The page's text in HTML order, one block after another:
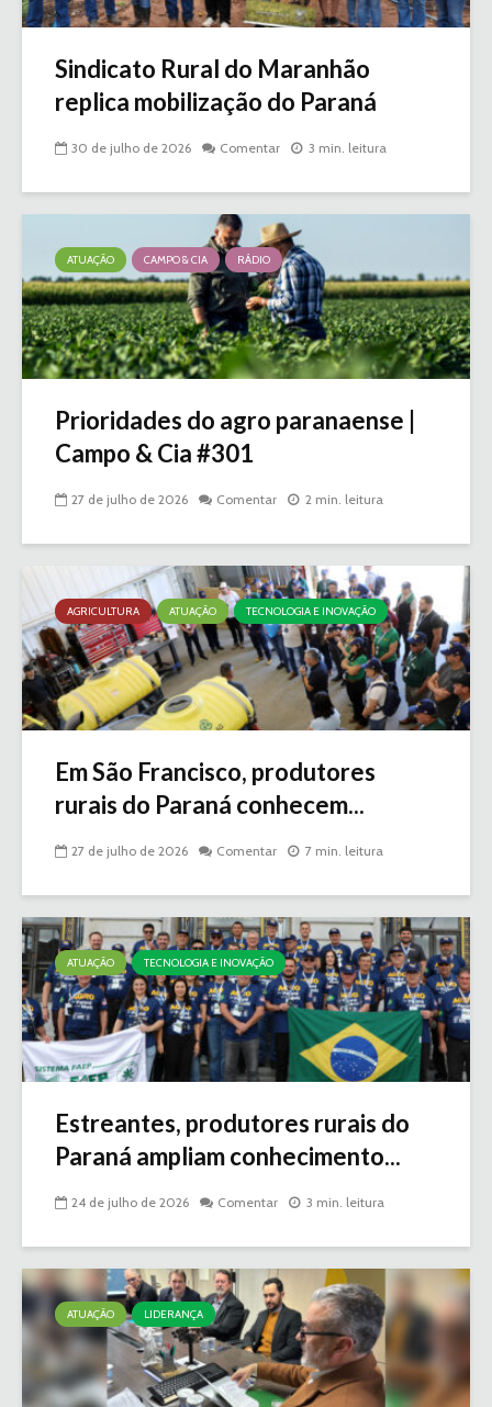
Sindicato Rural do Maranhão
replica mobilização do Paraná
30 de julho de 2026 Comentar 3 min. leitura
ATUAÇÃO CAMPO & CIA RÁDIO
Prioridades do agro paranaense |
Campo & Cia #301
27 de julho de 2026 Comentar 2 min. leitura
AGRICULTURA ATUAÇÃO TECNOLOGIA E INOVAÇÃO
Em São Francisco, produtores
rurais do Paraná conhecem...
27 de julho de 2026 Comentar 7 min. leitura
ATUAÇÃO TECNOLOGIA E INOVAÇÃO
Estreantes, produtores rurais do
Paraná ampliam conhecimento...
24 de julho de 2026 Comentar 3 min. leitura
ATUAÇÃO LIDERANÇA